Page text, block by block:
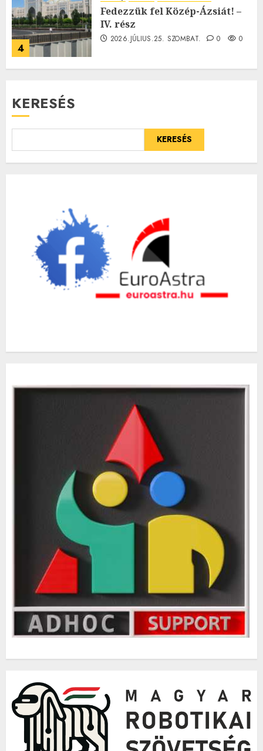
4
Fedezzük fel Közép-Ázsiát! –
IV. rész
2026.JÚLIUS.25. SZOMBAT. 0 0
KERESÉS
KERESÉS